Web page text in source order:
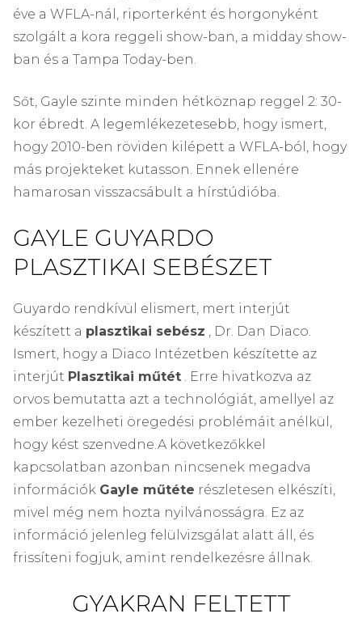
éve a WFLA-nál, riporterként és horgonyként
szolgált a kora reggeli show-ban, a midday show-
ban és a Tampa Today-ben.
Sőt, Gayle szinte minden hétköznap reggel 2: 30-
kor ébredt. A legemlékezetesebb, hogy ismert,
hogy 2010-ben röviden kilépett a WFLA-ból, hogy
más projekteket kutasson. Ennek ellenére
hamarosan visszacsábult a hírstúdióba.
GAYLE GUYARDO
PLASZTIKAI SEBÉSZET
Guyardo rendkívül elismert, mert interjút
készített a plasztikai sebész , Dr. Dan Diaco.
Ismert, hogy a Diaco Intézetben készítette az
interjút Plasztikai műtét . Erre hivatkozva az
orvos bemutatta azt a technológiát, amellyel az
ember kezelheti öregedési problémáit anélkül,
hogy kést szenvedne. A következőkkel
kapcsolatban azonban nincsenek megadva
információk Gayle műtéte részletesen elkészíti,
mivel még nem hozta nyilvánosságra. Ez az
információ jelenleg felülvizsgálat alatt áll, és
frissíteni fogjuk, amint rendelkezésre állnak.
GYAKRAN FELTETT